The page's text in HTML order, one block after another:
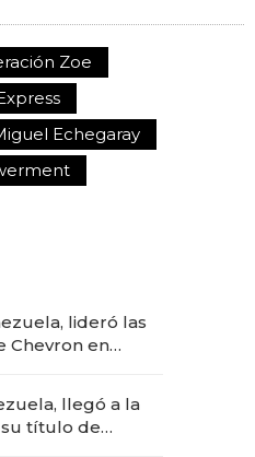
Zoe
Echegaray
lideró las
Chevron en
llegó a la
título de